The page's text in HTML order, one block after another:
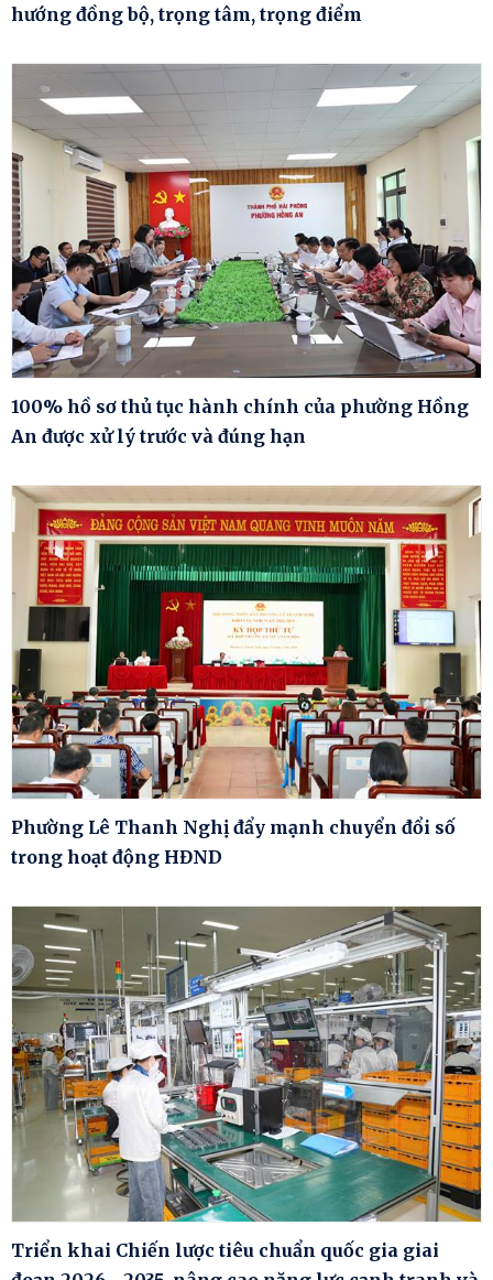
hướng đồng bộ, trọng tâm, trọng điểm
100% hồ sơ thủ tục hành chính của phường Hồng
An được xử lý trước và đúng hạn
Phường Lê Thanh Nghị đẩy mạnh chuyển đổi số
trong hoạt động HĐND
Triển khai Chiến lược tiêu chuẩn quốc gia giai